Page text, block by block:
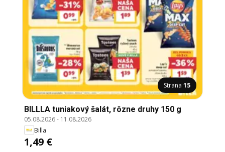
Strana 15
BILLLA tuniakový šalát, rôzne druhy 150 g
05.08.2026- 11.08.2026
Billa
1,49 €